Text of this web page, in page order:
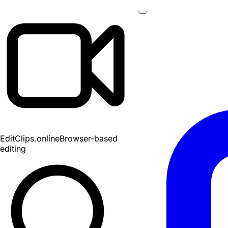
EditClips.onlineBrowser-based
editing